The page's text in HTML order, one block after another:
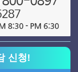
신청!